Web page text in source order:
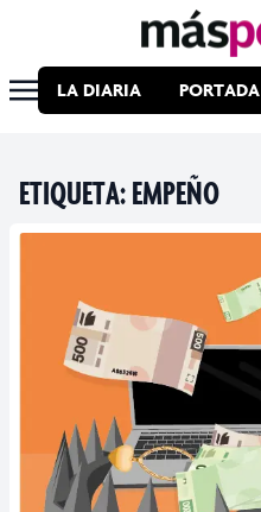
LA DIARIA PORTADA
ETIQUETA:EMPEÑO